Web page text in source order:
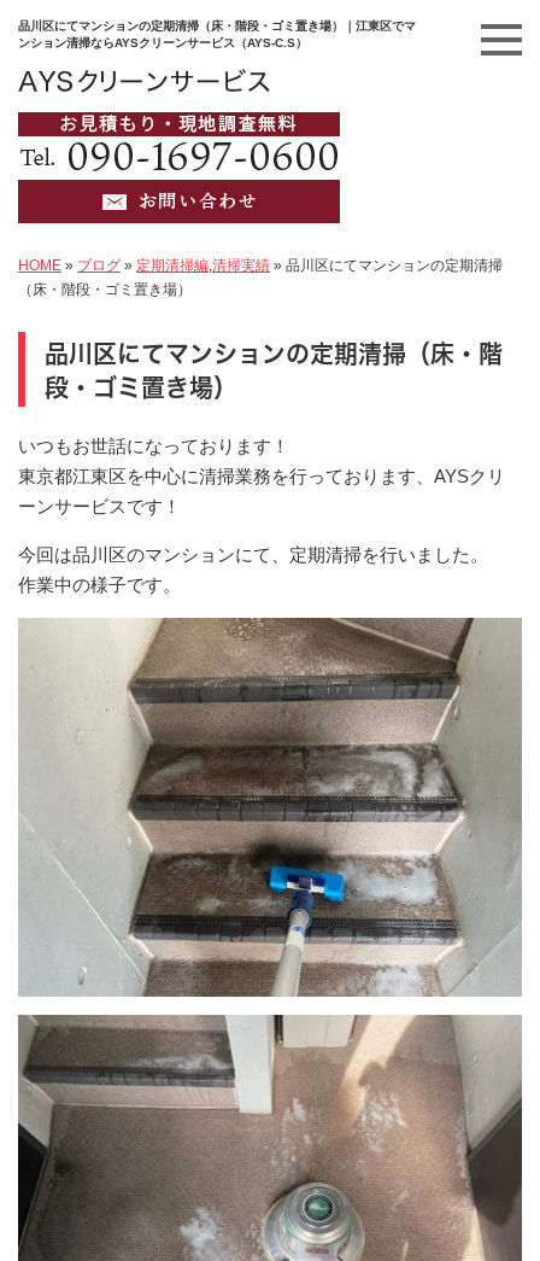
品川区にてマンションの定期清掃（床・階段・ゴミ置き場）｜江東区でマ
ンション清掃ならAYSクリーンサービス（AYS-C.S）
HOME » ブログ » 定期清掃編,清掃実績 » 品川区にてマンションの定期清掃
（床・階段・ゴミ置き場）
品川区にてマンションの定期清掃（床・階
段・ゴミ置き場）
いつもお世話になっております！
東京都江東区を中心に清掃業務を行っております、AYSクリ
ーンサービスです！
今回は品川区のマンションにて、定期清掃を行いました。
作業中の様子です。